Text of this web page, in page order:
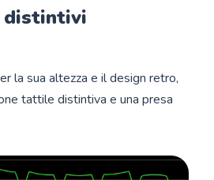
la sua altezza e il design retro,
tattile distintiva e una presa